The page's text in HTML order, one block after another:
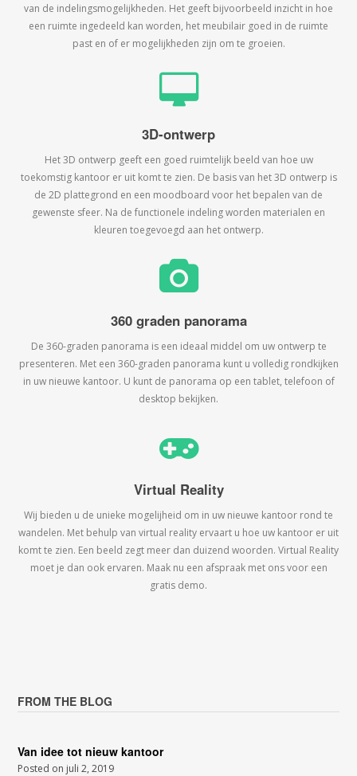
van de indelingsmogelijkheden. Het geeft bijvoorbeeld inzicht in hoe
een ruimte ingedeeld kan worden, het meubilair goed in de ruimte
past en of er mogelijkheden zijn om te groeien.
3D-ontwerp
Het 3D ontwerp geeft een goed ruimtelijk beeld van hoe uw
toekomstig kantoor er uit komt te zien. De basis van het 3D ontwerp is
de 2D plattegrond en een moodboard voor het bepalen van de
gewenste sfeer. Na de functionele indeling worden materialen en
kleuren toegevoegd aan het ontwerp.
360 graden panorama
De 360-graden panorama is een ideaal middel om uw ontwerp te
presenteren. Met een 360-graden panorama kunt u volledig rondkijken
in uw nieuwe kantoor. U kunt de panorama op een tablet, telefoon of
desktop bekijken.
Virtual Reality
Wij bieden u de unieke mogelijheid om in uw nieuwe kantoor rond te
wandelen. Met behulp van virtual reality ervaart u hoe uw kantoor er uit
komt te zien. Een beeld zegt meer dan duizend woorden. Virtual Reality
moet je dan ook ervaren. Maak nu een afspraak met ons voor een
gratis demo.
FROM THE BLOG
Van idee tot nieuw kantoor
Posted on juli 2, 2019